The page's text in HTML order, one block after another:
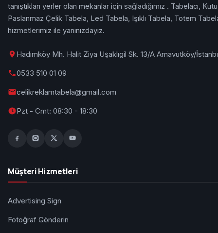
tanıştıkları yerler olan mekanlar için sağladığımız . Tabelacı,
Paslanmaz Çelik Tabela, Led Tabela, Işıklı Tabela, Totem
hizmetlerimiz ile yanınızdayız.
Hadımköy Mh. Halit Ziya Uşaklıgil Sk. 13/A Arnavutköy/
0533 510 01 09
celikreklamtabela@gmail.com
Pzt - Cmt: 08:30 - 18:30
Müşteri Hizmetleri
Advertising Sign
Fotoğraf Gönderin